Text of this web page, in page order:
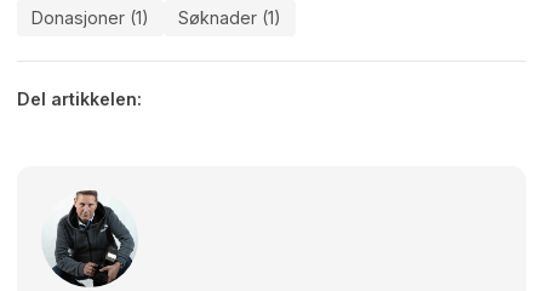
Donasjoner (1)
Søknader (1)
Del artikkelen: